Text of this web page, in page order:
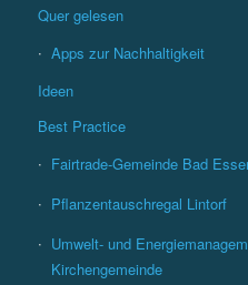
Quer gelesen
Apps zur Nachhaltigkeit
Ideen
Best Practice
Fairtrade-Gemeinde Bad
Pflanzentauschregal Lintorf
Umwelt- und
Kirchengemeinde